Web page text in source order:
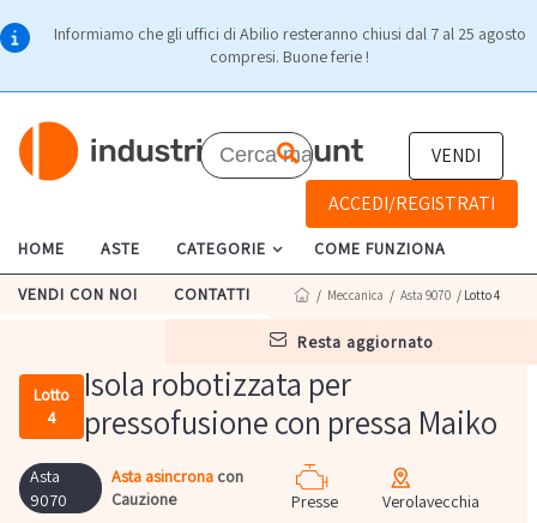
Informiamo che gli uffici di Abilio resteranno chiusi dal 7 al 25 agosto
compresi. Buone ferie !
VENDI
ACCEDI/REGISTRATI
HOME ASTE CATEGORIE COME FUNZIONA
VENDI CON NOI CONTATTI
resta aggiornato
/ Meccanica / Asta 9070 / Lotto 4
Lotto
4
Isola robotizzata per
pressofusione con pressa Maiko
Asta
9070
Asta asincrona con
Cauzione
Presse
Verolavecchia